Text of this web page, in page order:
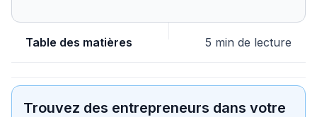
Table des matières 5 min de lecture
Trouvez des entrepreneurs dans votre